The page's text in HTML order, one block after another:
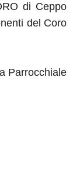
di Ceppo
del Coro
Parrocchiale